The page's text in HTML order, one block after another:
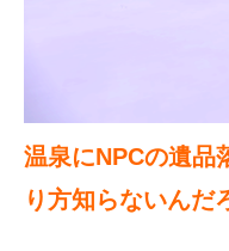
温泉にNPCの遺品
り方知らないんだ